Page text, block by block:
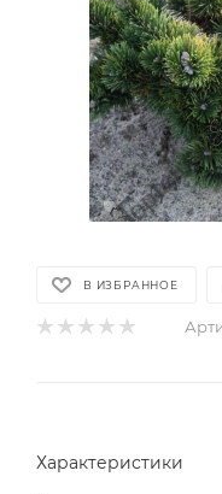
В ИЗБРАННОЕ
Характеристики